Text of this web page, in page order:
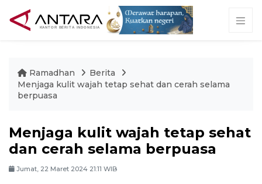
Ramadhan
Berita
Menjaga kulit wajah tetap sehat dan cerah selama
berpuasa
Menjaga kulit wajah tetap sehat
dan cerah selama berpuasa
Jumat, 22 Maret 2024 21:11 WIB